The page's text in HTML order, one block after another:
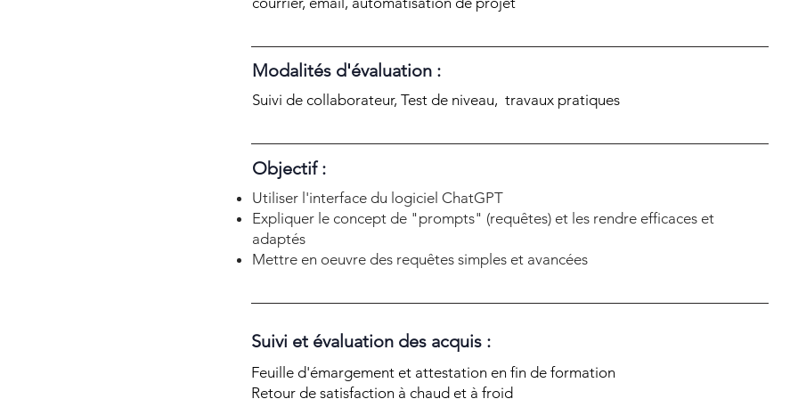
Modalités d'évaluation :
Suivi de collaborateur, Test de niveau, travaux pratiques
Objectif :
Utiliser l'interface du logiciel ChatGPT
Expliquer le concept de "prompts" (requêtes) et les rendre efficaces et
adaptés
Mettre en oeuvre des requêtes simples et avancées
Suivi et évaluation des acquis :
Feuille d'émargement et attestation en fin de formation
Retour de satisfaction à chaud et à froid